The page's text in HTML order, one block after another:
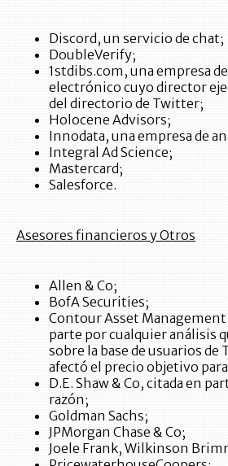
Discord, un servicio de chat;
DoubleVerify;
1stdibs.com, una empresa
electrónico cuyo director
del directorio de Twitter;
Holocene Advisors;
Innodata, una empresa de
Integral Ad Science;
Mastercard;
Salesforce.
Asesores financieros y Otros
Allen & Co;
BofA Securities;
Contour Asset Management
parte por cualquier análisis
sobre la base de usuarios de
afectó el precio objetivo
D.E. Shaw & Co, citada en
razón;
Goldman Sachs;
JPMorgan Chase & Co;
Joele Frank, Wilkinson